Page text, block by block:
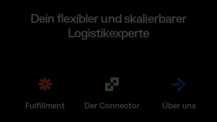
Dein flexibler und skalierbarer
Logistikexperte
Fulfillment Der Connector Über uns